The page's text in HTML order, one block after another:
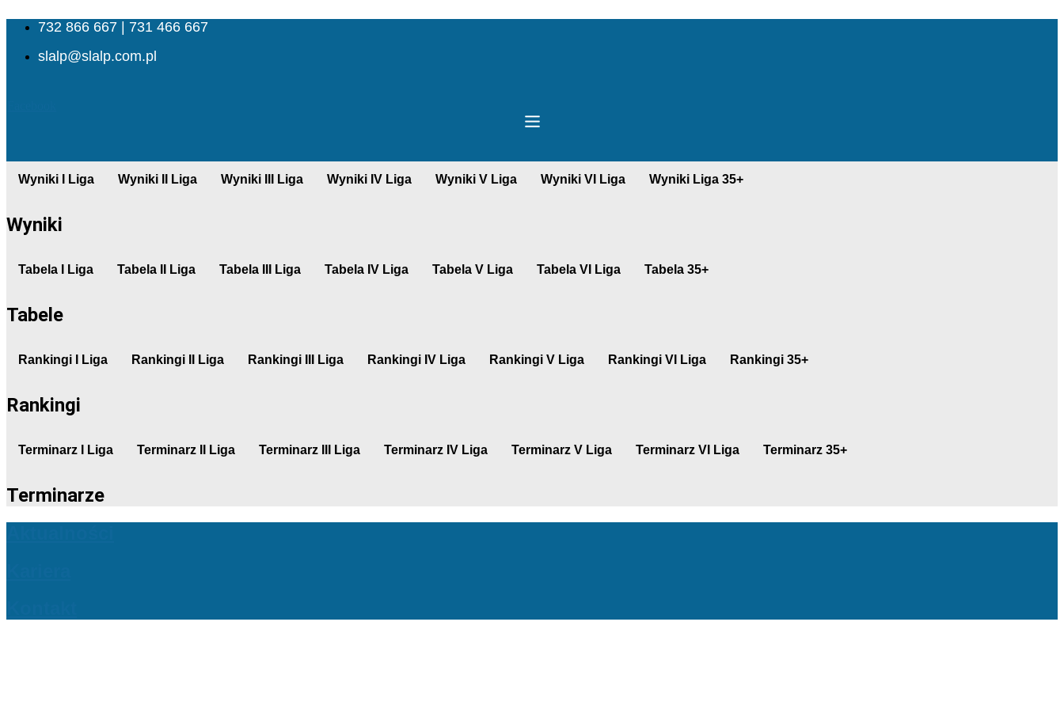
732 866 667 | 731 466 667
slalp@slalp.com.pl
Wyniki I Liga Wyniki II Liga Wyniki III Liga Wyniki IV Liga Wyniki V Liga Wyniki VI Liga Wyniki Liga 35+
Wyniki
Tabela I Liga Tabela II Liga Tabela III Liga Tabela IV Liga Tabela V Liga Tabela VI Liga Tabela 35+
Tabele
Rankingi I Liga Rankingi II Liga Rankingi III Liga Rankingi IV Liga Rankingi V Liga Rankingi VI Liga Rankingi 35+
Rankingi
Terminarz I Liga Terminarz II Liga Terminarz III Liga Terminarz IV Liga Terminarz V Liga Terminarz VI Liga Terminarz 35+
Terminarze